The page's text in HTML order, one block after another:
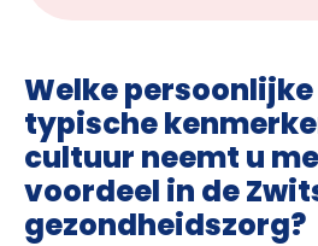
Welke
typische
cultuur neemt u
voordeel in de
gezondheidszorg?